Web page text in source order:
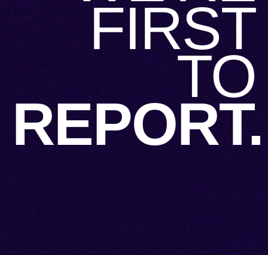
FIRST
TO
REPORT.